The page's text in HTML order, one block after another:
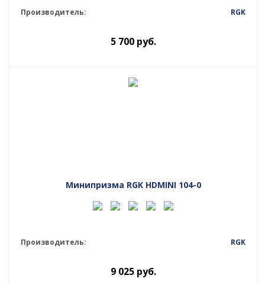
Производитель: RGK
5 700руб.
Минипризма RGK HDMINI 104-0
Производитель: RGK
9 025руб.